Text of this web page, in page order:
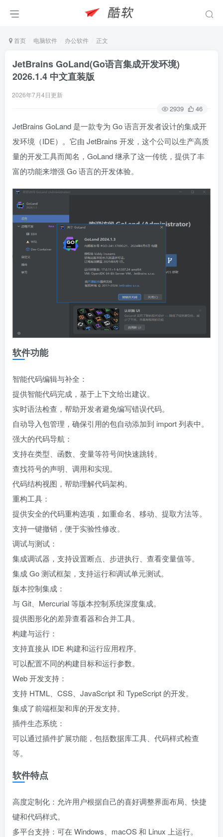
首页 电脑软件 办公软件 正文
JetBrains GoLand(Go语言集成开发环境)
2026.1.4 中文直装版
2026年7月4日更新
2939 46
JetBrains GoLand 是一款专为 Go 语言开发者设计的集成开
发环境（IDE）。它由 JetBrains 开发，这个公司以生产高质
量的开发工具而闻名，GoLand 继承了这一传统，提供了丰
富的功能来增强 Go 语言的开发体验。
软件功能
智能代码编辑与补全：
提供智能代码完成，基于上下文给出建议。
实时语法检查，帮助开发者避免编写错误代码。
自动导入包管理，确保引用的包自动添加到 import 列表中。
强大的代码导航：
支持在类型、函数、变量等符号间快速跳转。
查找符号的声明、调用和实现。
代码结构视图，帮助理解代码架构。
重构工具：
提供安全的代码重构选项，如重命名、移动、提取方法等。
支持一键撤销，便于实验性修改。
调试与测试：
集成调试器，支持设置断点、步进执行、查看变量值等。
集成 Go 测试框架，支持运行和调试单元测试。
版本控制集成：
与 Git、Mercurial 等版本控制系统深度集成。
提供图形化的差异查看器和合并工具。
构建与运行：
支持直接从 IDE 构建和运行应用程序。
可以配置不同的构建目标和运行参数。
Web 开发支持：
支持 HTML、CSS、JavaScript 和 TypeScript 的开发。
集成了前端框架和库的开发支持。
插件生态系统：
可以通过插件扩展功能，包括数据库工具、代码样式检查
等。
软件特点
高度定制化：允许用户根据自己的喜好调整界面布局、快捷
键和代码样式。
多平台支持：可在 Windows、macOS 和 Linux 上运行。